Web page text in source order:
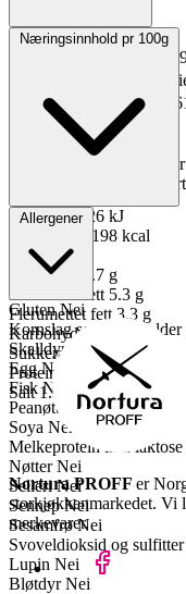
Opprinnelsesland Norge
GTIN
Kopiert!
Vekt pakning
12 kg
Oppbevaring 0 til 4°C
15 dager
Grossist
Næringsinnhold pr 100g
Energi kJ 826 kJ
198 kcal
Fett 14 g
Mettet fett
3.7 g
Enumettet fett 5.3 g
Flerumettet fett 3.3 g
Karbohydrater
Sukkerarter
0.5 g
Proteiner
18 g
Salt 1.3 g
Allergener
Gluten Nei
Kornslag som
Skalldyr
Nei
Egg Nei
Fisk Nei
Peanøtter
Nei
Soya Nei
Melkeprotein inkl laktose
Nøtter Nei
Selleri Nei
Sennep Nei
Sesamfrø Nei
Svoveldioksid og sulfitter
Lupin Nei
Bløtdyr Nei
Nortura PROFF er
storkjøkkenmarkedet. Vi
merkevarer.